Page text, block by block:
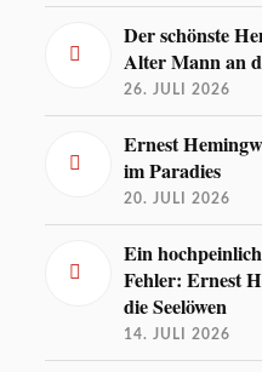
Der schönste
Alter Mann an
26. JULI 2026
Ernest
im Paradies
20. JULI 2026
Ein
Fehler: Ernest
die Seelöwen
14. JULI 2026